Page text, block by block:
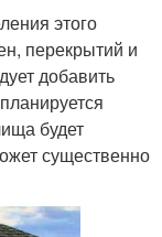
этого
перекрытий и
добавить
будет
существенно